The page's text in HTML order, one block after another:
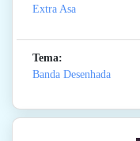
Extra Asa
Tema:
Banda Desenhada